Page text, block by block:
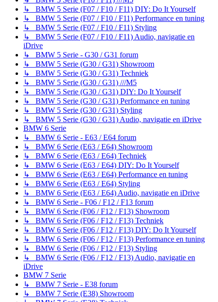
↳ BMW 5 Serie (F07 / F10 / F11) DIY: Do It Yourself
↳ BMW 5 Serie (F07 / F10 / F11) Performance en tuning
↳ BMW 5 Serie (F07 / F10 / F11) Styling
↳ BMW 5 Serie (F07 / F10 / F11) Audio, navigatie en
iDrive
↳ BMW 5 Serie - G30 / G31 forum
↳ BMW 5 Serie (G30 / G31) Showroom
↳ BMW 5 Serie (G30 / G31) Techniek
↳ BMW 5 Serie (G30 / G31) ///M5
↳ BMW 5 Serie (G30 / G31) DIY: Do It Yourself
↳ BMW 5 Serie (G30 / G31) Performance en tuning
↳ BMW 5 Serie (G30 / G31) Styling
↳ BMW 5 Serie (G30 / G31) Audio, navigatie en iDrive
BMW 6 Serie
↳ BMW 6 Serie - E63 / E64 forum
↳ BMW 6 Serie (E63 / E64) Showroom
↳ BMW 6 Serie (E63 / E64) Techniek
↳ BMW 6 Serie (E63 / E64) DIY: Do It Yourself
↳ BMW 6 Serie (E63 / E64) Performance en tuning
↳ BMW 6 Serie (E63 / E64) Styling
↳ BMW 6 Serie (E63 / E64) Audio, navigatie en iDrive
↳ BMW 6 Serie - F06 / F12 / F13 forum
↳ BMW 6 Serie (F06 / F12 / F13) Showroom
↳ BMW 6 Serie (F06 / F12 / F13) Techniek
↳ BMW 6 Serie (F06 / F12 / F13) DIY: Do It Yourself
↳ BMW 6 Serie (F06 / F12 / F13) Performance en tuning
↳ BMW 6 Serie (F06 / F12 / F13) Styling
↳ BMW 6 Serie (F06 / F12 / F13) Audio, navigatie en
iDrive
BMW 7 Serie
↳ BMW 7 Serie - E38 forum
↳ BMW 7 Serie (E38) Showroom